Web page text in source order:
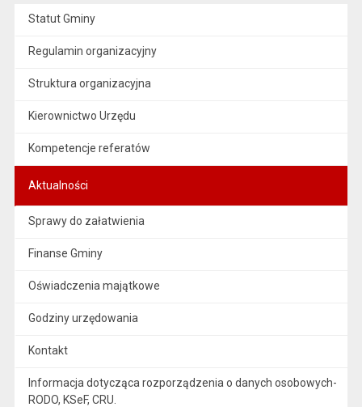
Statut Gminy
Regulamin organizacyjny
Struktura organizacyjna
Kierownictwo Urzędu
Kompetencje referatów
Aktualności
Sprawy do załatwienia
Finanse Gminy
Oświadczenia majątkowe
Godziny urzędowania
Kontakt
Informacja dotycząca rozporządzenia o danych osobowych-
RODO, KSeF, CRU.